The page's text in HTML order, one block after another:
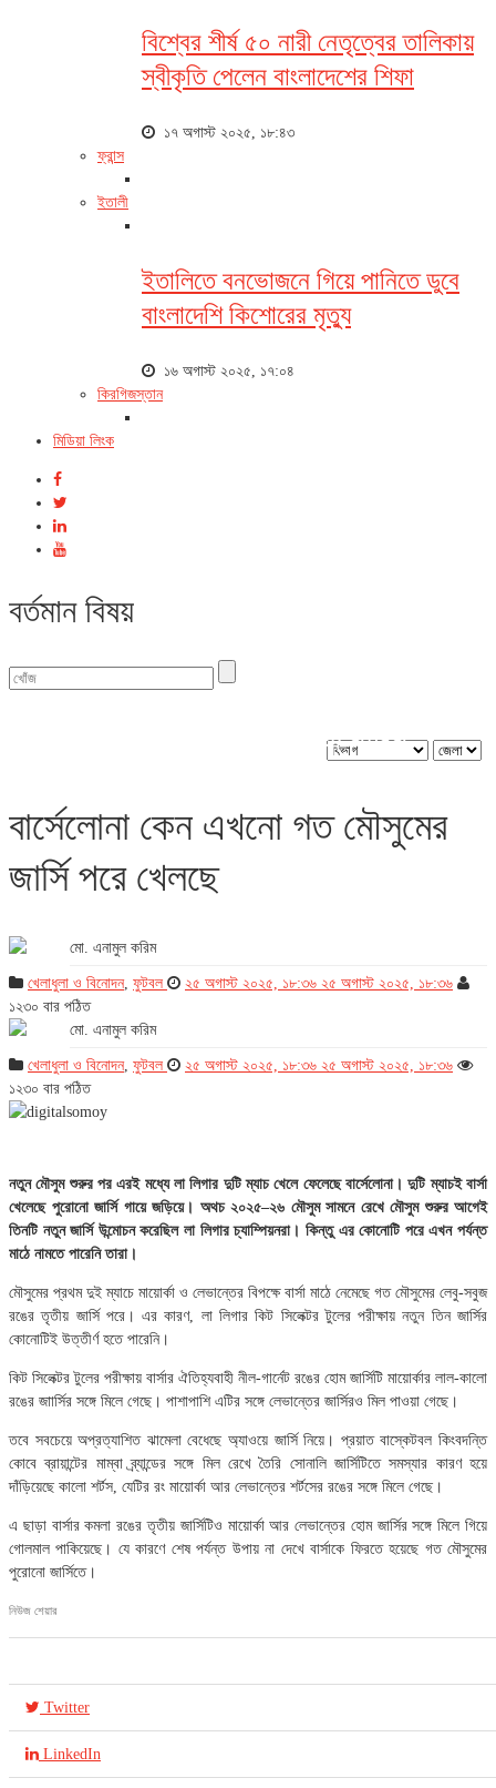
বিশ্বের শীর্ষ ৫০ নারী নেতৃত্বের তালিকায়
স্বীকৃতি পেলেন বাংলাদেশের শিফা
১৭ অগাস্ট ২০২৫, ১৮:৪৩
ফ্রান্স
ইতালী
ইতালিতে বনভোজনে গিয়ে পানিতে ডুবে
বাংলাদেশি কিশোরের মৃত্যু
১৬ অগাস্ট ২০২৫, ১৭:০৪
কিরগিজস্তান
মিডিয়া লিংক
বর্তমান বিষয়
বিভাগ : খেলাধুলা ও বিনোদন
বার্সেলোনা কেন এখনো গত মৌসুমের
জার্সি পরে খেলছে
মো. এনামুল করিম
খেলাধুলা ও বিনোদন, ফুটবল ২৫ অগাস্ট ২০২৫, ১৮:৩৬ ২৫ অগাস্ট ২০২৫, ১৮:৩৬
১২৩০ বার পঠিত
মো. এনামুল করিম
খেলাধুলা ও বিনোদন, ফুটবল ২৫ অগাস্ট ২০২৫, ১৮:৩৬ ২৫ অগাস্ট ২০২৫, ১৮:৩৬
১২৩০ বার পঠিত
নতুন মৌসুম শুরুর পর এরই মধ্যে লা লিগার দুটি ম্যাচ খেলে ফেলেছে বার্সেলোনা। দুটি ম্যাচই বার্সা
খেলেছে পুরোনো জার্সি গায়ে জড়িয়ে। অথচ ২০২৫–২৬ মৌসুম সামনে রেখে মৌসুম শুরুর আগেই
তিনটি নতুন জার্সি উন্মোচন করেছিল লা লিগার চ্যাম্পিয়নরা। কিন্তু এর কোনোটি পরে এখন পর্যন্ত
মাঠে নামতে পারেনি তারা।
মৌসুমের প্রথম দুই ম্যাচে মায়োর্কা ও লেভান্তের বিপক্ষে বার্সা মাঠে নেমেছে গত মৌসুমের লেবু-সবুজ
রঙের তৃতীয় জার্সি পরে। এর কারণ, লা লিগার কিট সিলেক্টর টুলের পরীক্ষায় নতুন তিন জার্সির
কোনোটিই উত্তীর্ণ হতে পারেনি।
কিট সিলেক্টর টুলের পরীক্ষায় বার্সার ঐতিহ্যবাহী নীল-গার্নেট রঙের হোম জার্সিটি মায়োর্কার লাল-কালো
রঙের জাার্সির সঙ্গে মিলে গেছে। পাশাপাশি এটির সঙ্গে লেভান্তের জার্সিরও মিল পাওয়া গেছে।
তবে সবচেয়ে অপ্রত্যাশিত ঝামেলা বেধেছে অ্যাওয়ে জার্সি নিয়ে। প্রয়াত বাস্কেটবল কিংবদন্তি
কোবে ব্রায়ান্টের মাম্বা ব্র্যান্ডের সঙ্গে মিল রেখে তৈরি সোনালি জার্সিটিতে সমস্যার কারণ হয়ে
দাঁড়িয়েছে কালো শর্টস, যেটির রং মায়োর্কা আর লেভান্তের শর্টসের রঙের সঙ্গে মিলে গেছে।
এ ছাড়া বার্সার কমলা রঙের তৃতীয় জার্সিটিও মায়োর্কা আর লেভান্তের হোম জার্সির সঙ্গে মিলে গিয়ে
গোলমাল পাকিয়েছে। যে কারণে শেষ পর্যন্ত উপায় না দেখে বার্সাকে ফিরতে হয়েছে গত মৌসুমের
পুরোনো জার্সিতে।
নিউজ শেয়ার
Twitter
LinkedIn